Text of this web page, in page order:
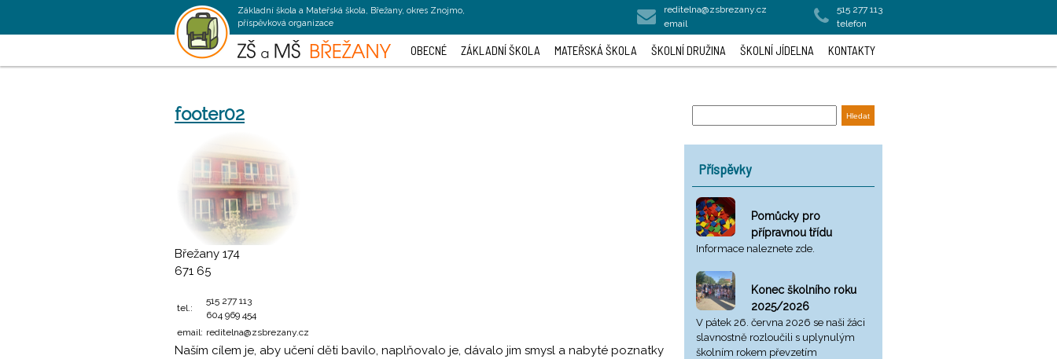
Základní škola a Mateřská škola, Břežany, okres Znojmo,
příspěvková organizace
reditelna@zsbrezany.cz
email
515 277 113
telefon
OBECNÉ ZÁKLADNÍ ŠKOLA MATEŘSKÁ ŠKOLA ŠKOLNÍ DRUŽINA ŠKOLNÍ JÍDELNA KONTAKTY
footer02
Břežany 174
671 65
tel.:
515 277 113
604 969 454
email: reditelna@zsbrezany.cz
Naším cílem je, aby učení děti bavilo, naplňovalo je, dávalo jim smysl a nabyté poznatky
Příspěvky
Pomůcky pro
přípravnou třídu
Informace naleznete zde.
Konec školního roku
2025/2026
V pátek 26. června 2026 se naši žáci
slavnostně rozloučili s uplynulým
školním rokem převzetím